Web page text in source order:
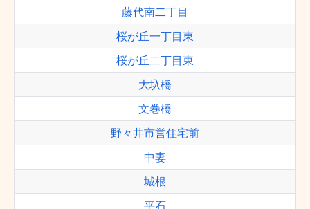
藤代南二丁目
桜が丘一丁目東
桜が丘二丁目東
大圦橋
文巻橋
野々井市営住宅前
中妻
城根
平石